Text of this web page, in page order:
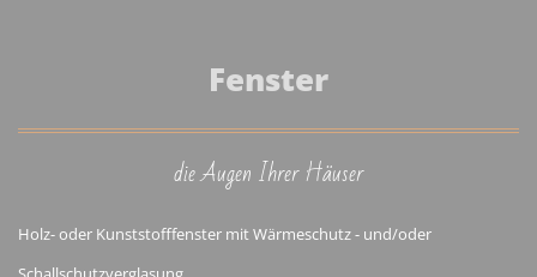
Fenster
die Augen Ihrer Häuser
Holz- oder Kunststofffenster mit Wärmeschutz - und/oder